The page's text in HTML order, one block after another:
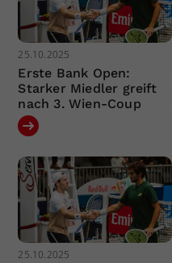
25.10.2025
Erste Bank Open:
Starker Miedler greift
nach 3. Wien-Coup
25.10.2025